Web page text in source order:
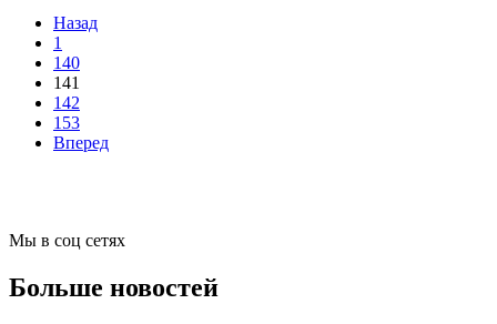
Назад
1
140
141
142
153
Вперед
Мы в соц сетях
Больше новостей